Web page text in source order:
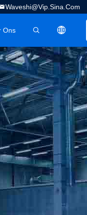
Waveshi@vip.sina.com
描述
Ons